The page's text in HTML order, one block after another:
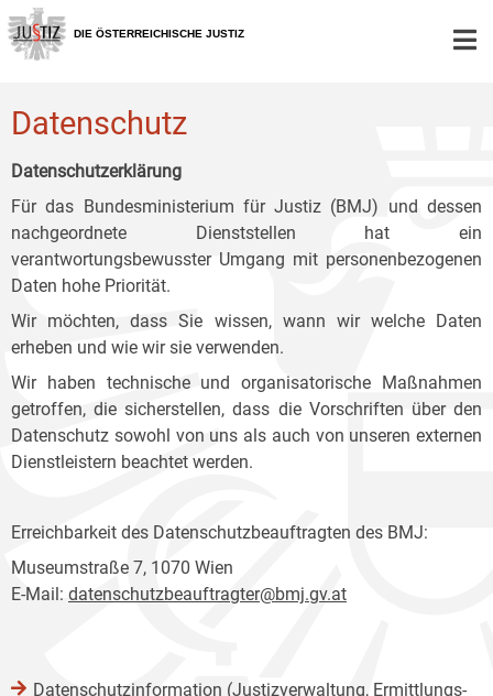
Zur
Hauptnavigation
[1]
Zum
Inhalt
[2]
Zum
Untermenü
[3]
DIE ÖSTERREICHISCHE JUSTIZ
Datenschutz
Datenschutzerklärung
Für das Bundesministerium für Justiz (BMJ) und dessen
nachgeordnete Dienststellen hat ein
verantwortungsbewusster Umgang mit personenbezogenen
Daten hohe Priorität.
Wir möchten, dass Sie wissen, wann wir welche Daten
erheben und wie wir sie verwenden.
Wir haben technische und organisatorische Maßnahmen
getroffen, die sicherstellen, dass die Vorschriften über den
Datenschutz sowohl von uns als auch von unseren externen
Dienstleistern beachtet werden.
Erreichbarkeit des Datenschutzbeauftragten des BMJ:
Museumstraße 7, 1070 Wien
E-Mail: datenschutzbeauftragter@bmj.gv.at
Datenschutzinformation (Justizverwaltung, Ermittlungs-